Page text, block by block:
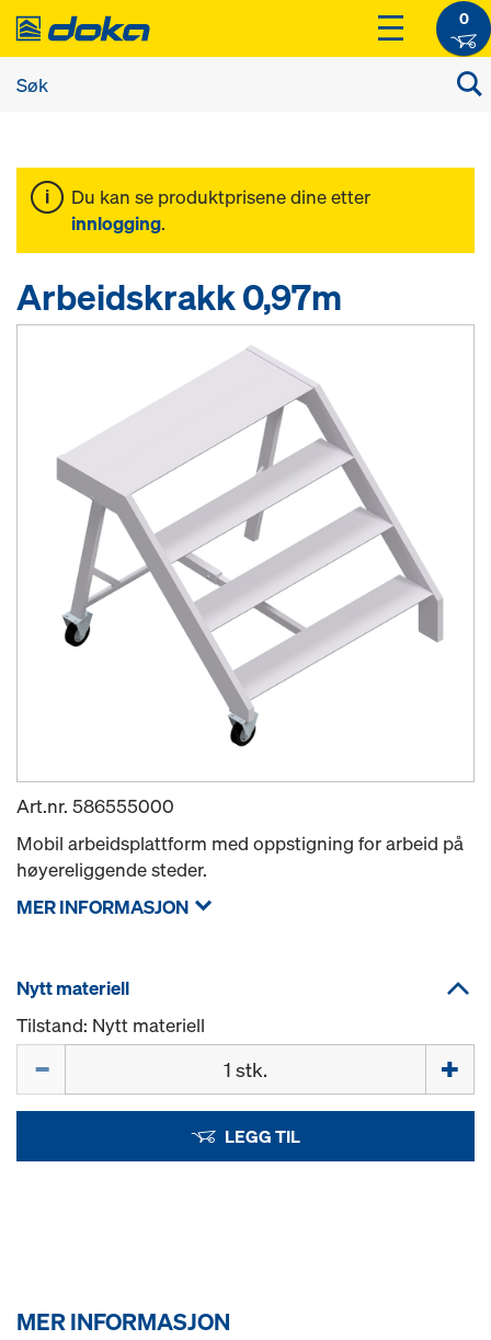
0
Du kan se produktprisene dine etter
innlogging.
Arbeidskrakk 0,97m
Art.nr. 586555000
Mobil arbeidsplattform med oppstigning for arbeid på
høyereliggende steder.
MER INFORMASJON
Nytt materiell
Tilstand: Nytt materiell
LEGG TIL
MER INFORMASJON